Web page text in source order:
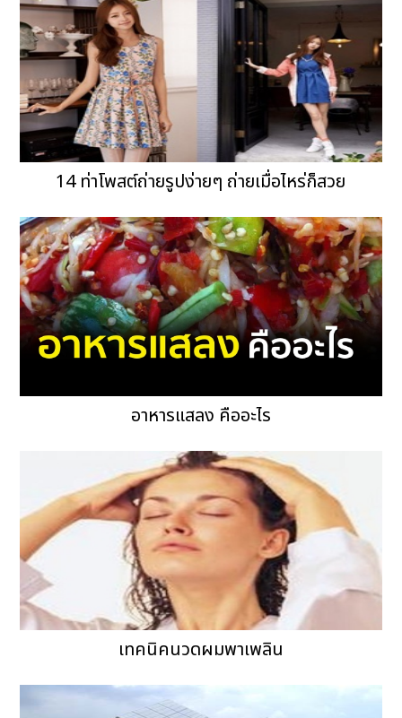
14 ท่าโพสต์ถ่ายรูปง่ายๆ ถ่ายเมื่อไหร่ก็สวย
อาหารแสลง คืออะไร
เทคนิคนวดผมพาเพลิน